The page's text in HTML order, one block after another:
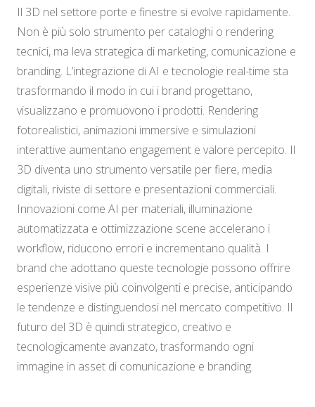
Il 3D nel settore porte e finestre si evolve rapidamente.
Non è più solo strumento per cataloghi o rendering
tecnici, ma leva strategica di marketing, comunicazione e
branding. L’integrazione di AI e tecnologie real-time sta
trasformando il modo in cui i brand progettano,
visualizzano e promuovono i prodotti. Rendering
fotorealistici, animazioni immersive e simulazioni
interattive aumentano engagement e valore percepito. Il
3D diventa uno strumento versatile per fiere, media
digitali, riviste di settore e presentazioni commerciali.
Innovazioni come AI per materiali, illuminazione
automatizzata e ottimizzazione scene accelerano i
workflow, riducono errori e incrementano qualità. I
brand che adottano queste tecnologie possono offrire
esperienze visive più coinvolgenti e precise, anticipando
le tendenze e distinguendosi nel mercato competitivo. Il
futuro del 3D è quindi strategico, creativo e
tecnologicamente avanzato, trasformando ogni
immagine in asset di comunicazione e branding.